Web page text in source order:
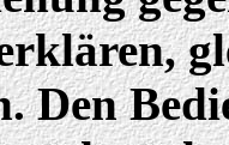
Den